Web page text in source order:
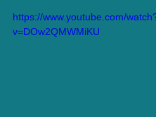
https://www.youtube.com/
v=DOw2QMWMiKU